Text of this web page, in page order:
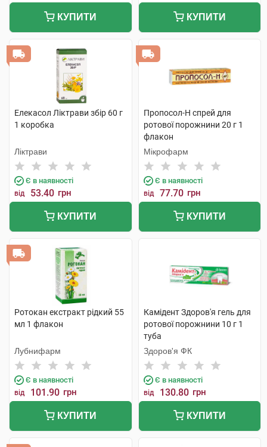
КУПИТИ КУПИТИ
Елекасол Ліктрави збір 60 г
1 коробка
Ліктрави
Є в наявності
від 53.40 грн
КУПИТИ
Пропосол-Н спрей для
ротової порожнини 20 г 1
флакон
Мікрофарм
Є в наявності
від 77.70 грн
КУПИТИ
Ротокан екстракт рідкий 55
мл 1 флакон
Лубнифарм
Є в наявності
від 101.90 грн
КУПИТИ
Камідент Здоров'я гель для
ротової порожнини 10 г 1
туба
Здоров'я ФК
Є в наявності
від 130.80 грн
КУПИТИ